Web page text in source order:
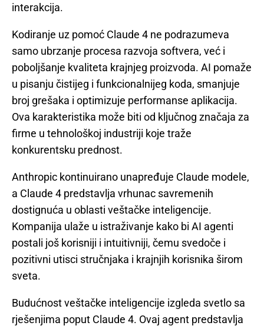
interakcija.
Kodiranje uz pomoć Claude 4 ne podrazumeva
samo ubrzanje procesa razvoja softvera, već i
poboljšanje kvaliteta krajnjeg proizvoda. AI pomaže
u pisanju čistijeg i funkcionalnijeg koda, smanjuje
broj grešaka i optimizuje performanse aplikacija.
Ova karakteristika može biti od ključnog značaja za
firme u tehnološkoj industriji koje traže
konkurentsku prednost.
Anthropic kontinuirano unapređuje Claude modele,
a Claude 4 predstavlja vrhunac savremenih
dostignuća u oblasti veštačke inteligencije.
Kompanija ulaže u istraživanje kako bi AI agenti
postali još korisniji i intuitivniji, čemu svedoče i
pozitivni utisci stručnjaka i krajnjih korisnika širom
sveta.
Budućnost veštačke inteligencije izgleda svetlo sa
rješenjima poput Claude 4. Ovaj agent predstavlja